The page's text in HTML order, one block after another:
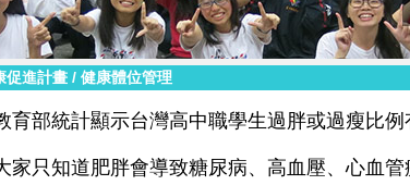
促進計畫/ 健康體位管理
育部統計顯示台灣高中職學生過胖或過瘦比例
家只知道肥胖會導致糖尿病、高血壓、心血